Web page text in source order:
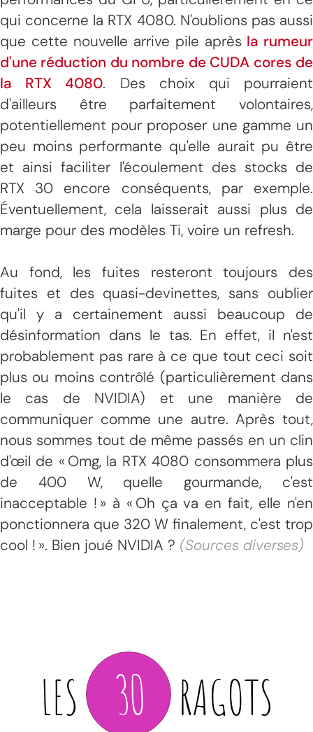
qui concerne la RTX 4080. N'oublions pas aussi
que cette nouvelle arrive pile après la rumeur
d'une réduction du nombre de CUDA cores de
la RTX 4080. Des choix qui pourraient
d'ailleurs être parfaitement volontaires,
potentiellement pour proposer une gamme un
peu moins performante qu'elle aurait pu être
et ainsi faciliter l'écoulement des stocks de
RTX 30 encore conséquents, par exemple.
Éventuellement, cela laisserait aussi plus de
marge pour des modèles Ti, voire un refresh.
Au fond, les fuites resteront toujours des
fuites et des quasi-devinettes, sans oublier
qu'il y a certainement aussi beaucoup de
désinformation dans le tas. En effet, il n'est
probablement pas rare à ce que tout ceci soit
plus ou moins contrôlé (particulièrement dans
le cas de NVIDIA) et une manière de
communiquer comme une autre. Après tout,
nous sommes tout de même passés en un clin
d'œil de « Omg, la RTX 4080 consommera plus
de 400 W, quelle gourmande, c'est
inacceptable ! » à « Oh ça va en fait, elle n'en
ponctionnera que 320 W finalement, c'est trop
cool ! ». Bien joué NVIDIA ? (Sources diverses)
LES 30 RAGOTS